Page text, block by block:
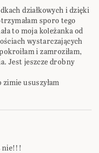
działkowych i dzięki
sporo tego
to moja koleżanka od
wystarczających
i zamroziłam,
Jest jeszcze drobny
zimie ususzyłam
nie!!!